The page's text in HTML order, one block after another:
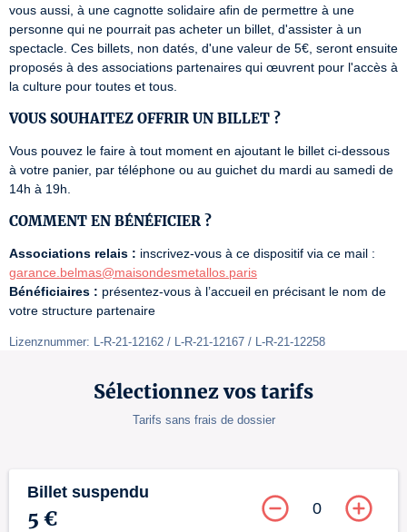
vous aussi, à une cagnotte solidaire afin de permettre à une
personne qui ne pourrait pas acheter un billet, d'assister à un
spectacle. Ces billets, non datés, d'une valeur de 5€, seront ensuite
proposés à des associations partenaires qui œuvrent pour l'accès à
la culture pour toutes et tous.
VOUS SOUHAITEZ OFFRIR UN BILLET ?
Vous pouvez le faire à tout moment en ajoutant le billet ci-dessous
à votre panier, par téléphone ou au guichet du mardi au samedi de
14h à 19h.
COMMENT EN BÉNÉFICIER ?
Associations relais :
garance.belmas@maisondesmetallos.paris
Bénéficiaires : présentez-vous à l’accueil en précisant le nom de
votre structure partenaire
Lizenznummer: L-R-21-12162 / L-R-21-12167 / L-R-21-12258
Sélectionnez vos tarifs
Tarifs sans frais de dossier
Billet suspendu
5 € 0